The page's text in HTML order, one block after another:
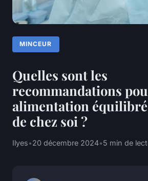
MINCEUR
Quelles sont les
recommandations
alimentation
de chez soi ?
Ilyes•20 décembre 2024•5 min de